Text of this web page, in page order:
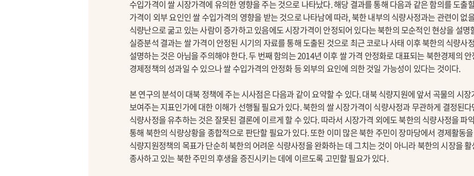
수입가격이 쌀 시장가격에 유의한 영향을 주는 것으로 나타났다. 해당 결과를 통해 다음과 같은 함의를 도출
가격이 외부 요인인 쌀 수입가격의 영향을 받는 것으로 나타남에 따라, 북한 내부의 식량사정과는 관련이 없
식량난으로 굶고 있는 사람이 증가하고 있음에도 시장가격이 안정되어 있다는 북한의 모순적인 현상을 설명
실증분석 결과는 쌀 가격이 안정된 시기의 자료를 통해 도출된 것으로 최근 코로나 사태 이후 북한의 식량사
설명하는 것은 아님을 주의해야 한다. 두 번째 함의는 2014년 이후 쌀 가격 안정화로 대표되는 북한경제의
경제정책의 성과일 수 있으나 쌀 수입가격의 안정화 등 외부의 요인에 의한 것일 가능성이 있다는 것이다.
본 연구의 분석이 대북 정책에 주는 시사점은 다음과 같이 요약할 수 있다. 대북 식량지원에 앞서 곡물의 시
보여주는 지표인가에 대한 이해가 선행될 필요가 있다. 북한의 쌀 시장가격이 식량사정과 무관하게 결정된
식량사정을 유추하는 것은 잘못된 결론에 이르게 할 수 있다. 따라서 시장가격 외에도 북한의 식량사정을 파
통해 북한의 식량상황을 종합적으로 판단할 필요가 있다. 또한 이미 많은 북한 주민이 장마당에서 경제활동
식량지원정책의 목표가 단순히 북한의 어려운 식량사정을 완화하는 데 그치는 것이 아니라 북한의 시장을
종사하고 있는 북한 주민의 후생을 증진시키는 데에 이르도록 고민할 필요가 있다.